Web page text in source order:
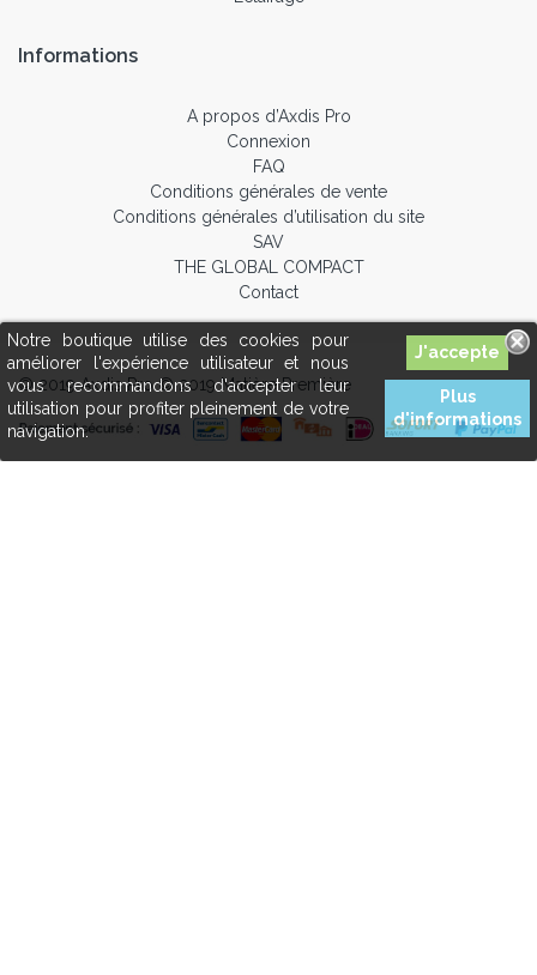
Notre boutique utilise des cookies pour
améliorer l'expérience utilisateur et nous
vous recommandons d'accepter leur
utilisation pour profiter pleinement de votre
navigation.
Plus
d'informations
Informations
A propos d’Axdis Pro
Connexion
FAQ
Conditions générales de vente
Conditions générales d’utilisation du site
SAV
THE GLOBAL COMPACT
Contact
© 2019 Axdis Pro © 2019 Matière Première